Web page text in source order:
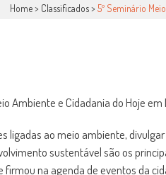
Home > Classificados> 5º Seminário
Ambiente e Cidadania do Hoje em
ligadas ao meio ambiente,
sustentável são os
firmou na agenda de eventos da